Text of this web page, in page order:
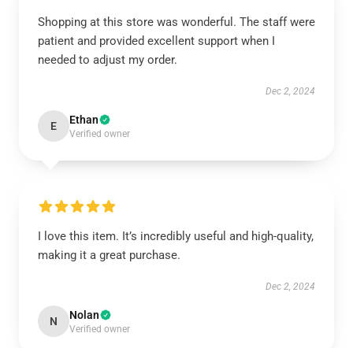
Shopping at this store was wonderful. The staff were
patient and provided excellent support when I
needed to adjust my order.
Dec 2, 2024
E Ethan
Verified owner
I love this item. It’s incredibly useful and high-quality,
making it a great purchase.
Dec 2, 2024
N Nolan
Verified owner